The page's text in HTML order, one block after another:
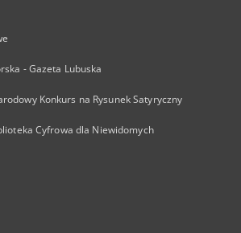
- Gazeta Lubuska
Konkurs na Rysunek Satyryczny
Cyfrowa dla Niewidomych